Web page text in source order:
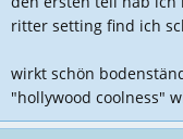
:
ritter setting find ich
wirkt schön
"hollywood coolness"